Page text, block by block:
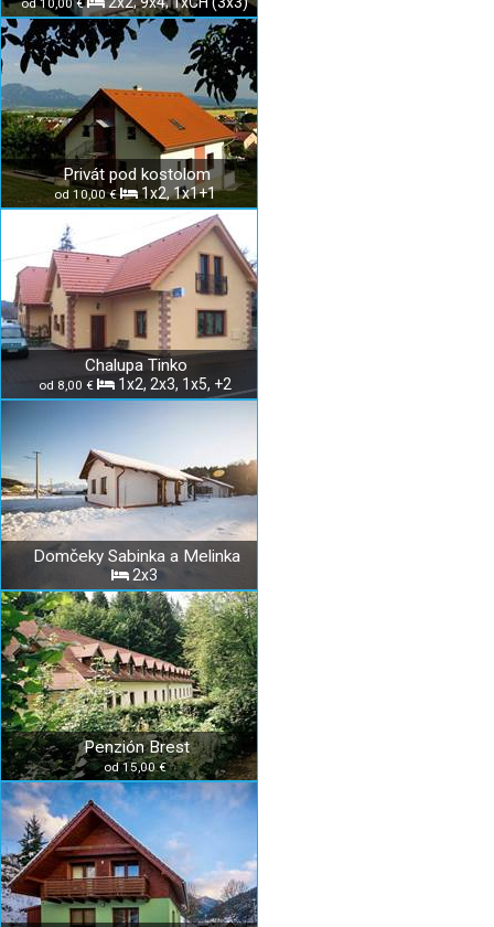
od 10,00 €
Privát pod kostolom
od 10,00 € 1x2, 1x1+1
Chalupa Tinko
od 8,00 € 1x2, 2x3, 1x5, +2
Domčeky Sabinka a Melinka
2x3
Penzión Brest
od 15,00 €